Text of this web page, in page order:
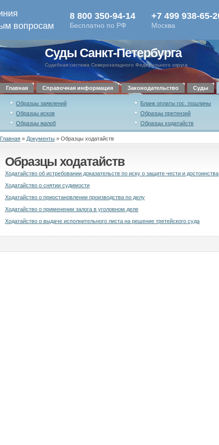
Суды Санкт-Петербурга
Судебная система Северозападного Федерального округа
Главная Справочная информация Законодательство Суды
Образцы заявлений
Бланк оплаты гос. пошлины
Образцы исков
Образцы претензий
Образцы жалоб
Образцы ходатайств
Главная » Документы » Образцы ходатайств
Образцы ходатайств
Ходатайство об истребовании доказательств по иску о защите чести и достоинства
Ходатайство о снятии судимости
Ходатайство о приостановлении производства по делу
Ходатайство о применении залога в уголовном деле
Ходатайство о выдаче исполнительного листа на решение третейского суда